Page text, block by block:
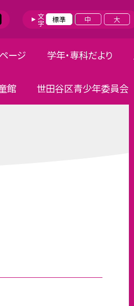
文字 標準 中 大
ージ 学年・専科だより
館 世田谷区青少年委員会